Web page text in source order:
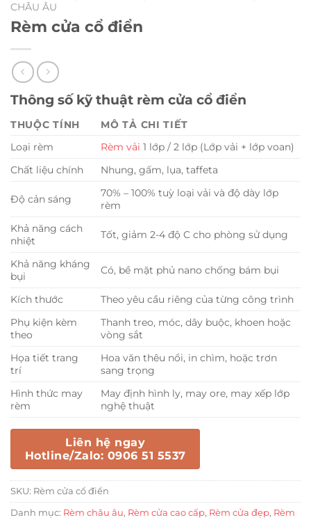
CHÂU ÂU
Rèm cửa cổ điển
Thông số kỹ thuật rèm cửa cổ điển
THUỘC TÍNH
MÔ TẢ CHI TIẾT
Loại rèm
Rèm vải 1 lớp / 2 lớp (Lớp vải + lớp voan)
Chất liệu chính
Nhung, gấm, lụa, taffeta
Độ cản sáng
70% – 100% tuỳ loại vải và độ dày lớp
rèm
Khả năng cách
nhiệt
Tốt, giảm 2-4 độ C cho phòng sử dụng
Khả năng kháng
bụi
Có, bề mặt phủ nano chống bám bụi
Kích thước
Theo yêu cầu riêng của từng công trình
Phụ kiện kèm
theo
Thanh treo, móc, dây buộc, khoen hoặc
vòng sắt
Họa tiết trang
trí
Hoa văn thêu nổi, in chìm, hoặc trơn
sang trọng
Hình thức may
rèm
May định hình ly, may ore, may xếp lớp
nghệ thuật
Liên hệ ngay
Hotline/Zalo: 0906 51 5537
SKU: Rèm cửa cổ điển
Danh mục: Rèm châu âu, Rèm cửa cao cấp, Rèm cửa đẹp, Rèm